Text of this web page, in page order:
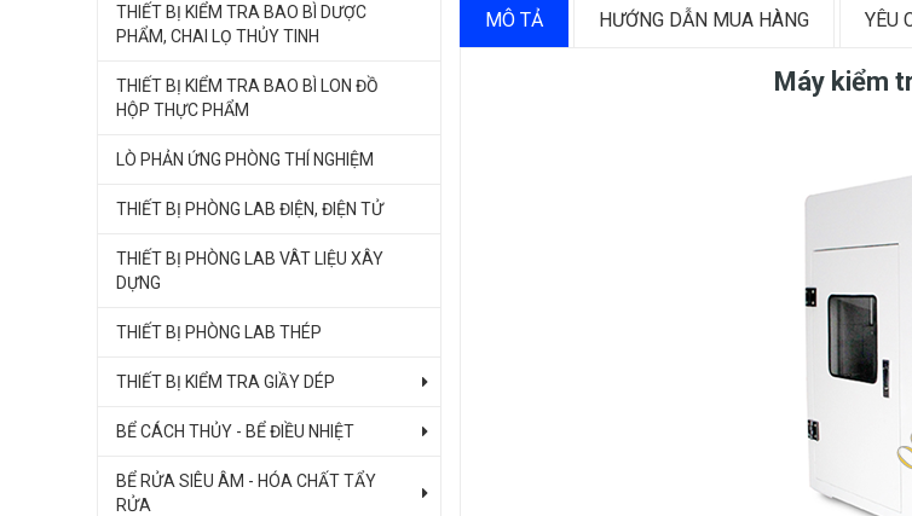
THIẾT BỊ KIỂM TRA BAO BÌ DƯỢC
PHẨM, CHAI LỌ THỦY TINH
THIẾT BỊ KIỂM TRA BAO BÌ LON ĐỒ
HỘP THỰC PHẨM
LÒ PHẢN ỨNG PHÒNG THÍ NGHIỆM
THIẾT BỊ PHÒNG LAB ĐIỆN, ĐIỆN TỬ
THIẾT BỊ PHÒNG LAB VÂT LIỆU XÂY
DỰNG
THIẾT BỊ PHÒNG LAB THÉP
THIẾT BỊ KIỂM TRA GIẦY DÉP
BỂ CÁCH THỦY - BỂ ĐIỀU NHIỆT
BỂ RỬA SIÊU ÂM - HÓA CHẤT TẨY
RỬA
MÔ TẢ HƯỚNG DẪN MUA HÀNG YÊU
Máy kiểm